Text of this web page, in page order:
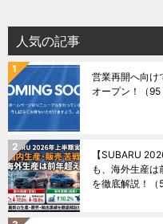
人気の記事
営業再開へ向け
オープン！
（
【SUBARU
も、海外生産
を徹底解説！